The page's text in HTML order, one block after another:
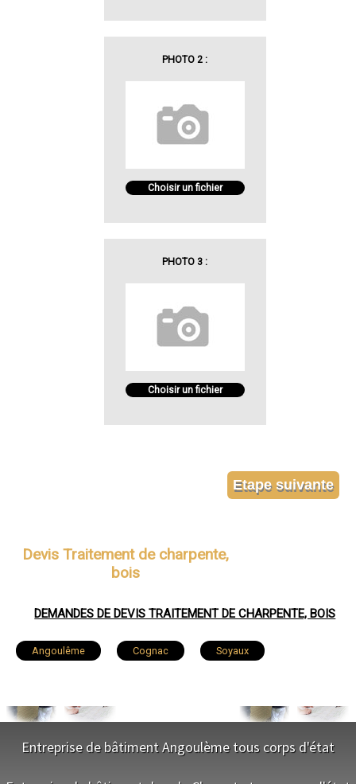
PHOTO 2 :
Choisir un fichier
PHOTO 3 :
Choisir un fichier
Devis Traitement de charpente,
bois
DEMANDES DE DEVIS TRAITEMENT DE CHARPENTE, BOIS
Angoulême Cognac Soyaux
Saint-Yrieix-sur-Charente Gond-Pontouvre
L'Isle-d'Espagnac Champniers
Entreprise de bâtiment Angoulème tous corps d'état